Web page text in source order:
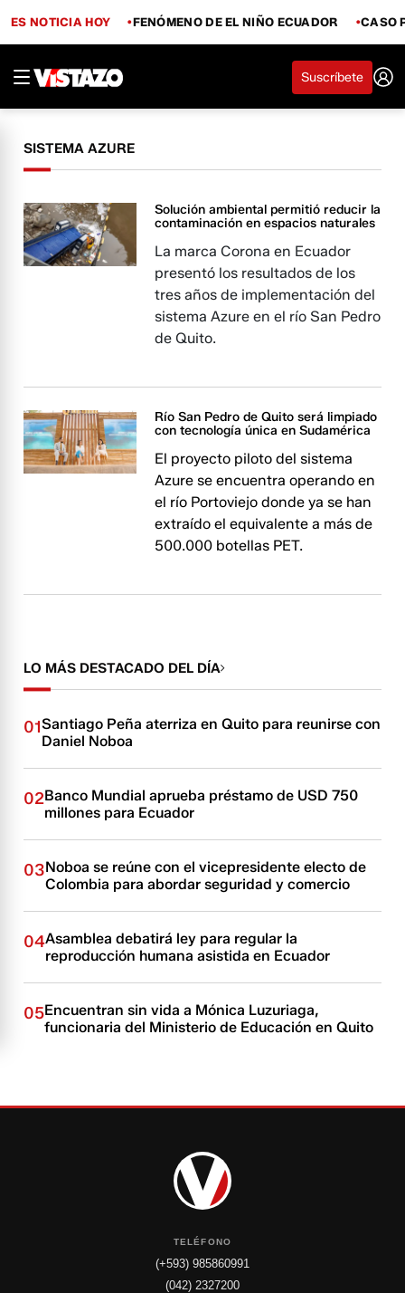
ES NOTICIA HOY FENÓMENO DE EL NIÑO ECUADOR CASO
Suscríbete
SISTEMA AZURE
Solución ambiental permitió reducir la
contaminación en espacios naturales
La marca Corona en Ecuador
presentó los resultados de los
tres años de implementación del
sistema Azure en el río San Pedro
de Quito.
Río San Pedro de Quito será limpiado
con tecnología única en Sudamérica
El proyecto piloto del sistema
Azure se encuentra operando en
el río Portoviejo donde ya se han
extraído el equivalente a más de
500.000 botellas PET.
LO MÁS DESTACADO DEL DÍA
01Santiago Peña aterriza en Quito para reunirse con
Daniel Noboa
02Banco Mundial aprueba préstamo de USD 750
millones para Ecuador
03Noboa se reúne con el vicepresidente electo de
Colombia para abordar seguridad y comercio
04Asamblea debatirá ley para regular la
reproducción humana asistida en Ecuador
05Encuentran sin vida a Mónica Luzuriaga,
funcionaria del Ministerio de Educación en Quito
TELÉFONO
(+593) 985860991
(042) 2327200